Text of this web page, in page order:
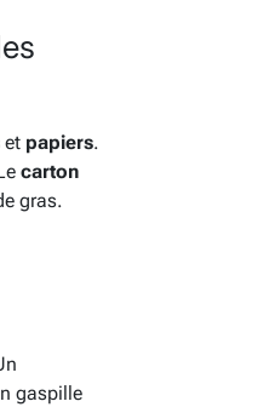
et papiers.
carton
gras.
gaspille